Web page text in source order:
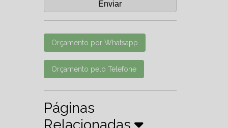
Orçamento por Whatsapp
Orçamento pelo Telefone
Páginas